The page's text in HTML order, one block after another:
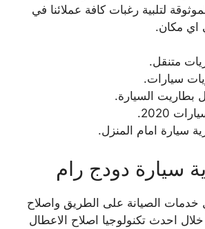
لتلبية رغبات كافة عملائنا في
اي مكان.
متنقل.
سيارات.
بطاريت السيارة.
2020.
سيارة امام المنزل.
سيارة دودج رام
الصيانة على الطريق واصلاح
احدث تكنولوجيا اصلاح الاعطال